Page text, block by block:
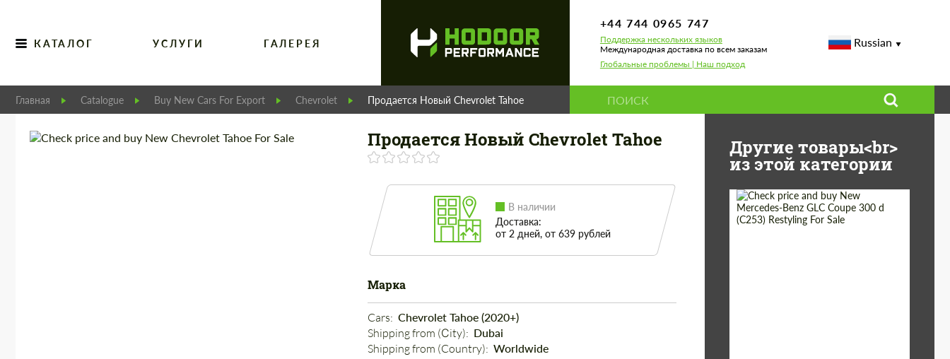
КАТАЛОГ УСЛУГИ ГАЛЕРЕЯ
+44 744 0965 747
Поддержка нескольких языков
Международная доставка по всем заказам
Глобальные проблемы | Наш подход
Russian
Главная Catalogue Buy New Cars For Export Chevrolet Продается Новый Chevrolet Tahoe
Продается Новый Chevrolet Tahoe
В наличии
Доставка:
от 2 дней, от 639 рублей
Марка
Cars: Chevrolet Tahoe (2020+)
Shipping from (Сity): Dubai
Shipping from (Country): Worldwide
Другие товары<br>
из этой категории